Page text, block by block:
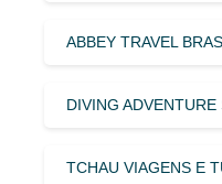
ABBEY TRAVEL
DIVING
TCHAU VIAGENS E